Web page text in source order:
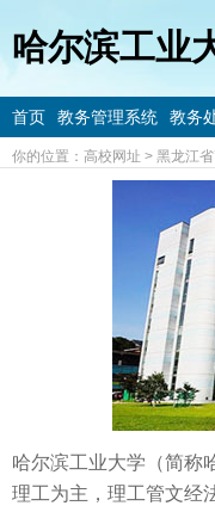
哈尔滨工业
首页 教务管理系统 教务
你的位置： 高校网址 > 黑龙江
哈尔滨工业大学（简称
理工为主，理工管文经